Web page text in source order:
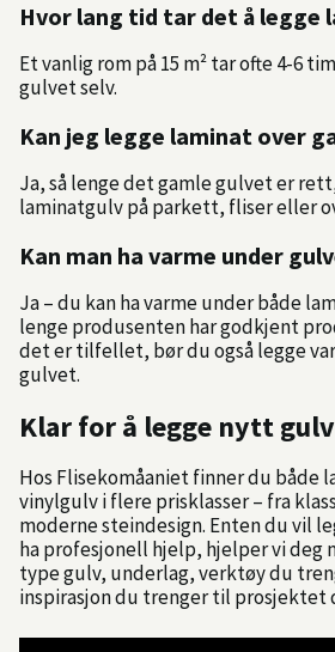
Hvor lang tid tar det å legge
Et vanlig rom på 15 m² tar ofte 4-6
gulvet selv.
Kan jeg legge laminat over
Ja, så lenge det gamle gulvet er
laminatgulv på parkett, fliser eller
Kan man ha varme under
Ja – du kan ha varme under både
lenge produsenten har godkjent
det er tilfellet, bør du også legge
gulvet.
Klar for å legge nytt
Hos Flisekomåaniet finner du både
vinylgulv i flere prisklasser – fra
moderne steindesign. Enten du vil
ha profesjonell hjelp, hjelper vi deg
type gulv, underlag, verktøy du
inspirasjon du trenger til prosjektet